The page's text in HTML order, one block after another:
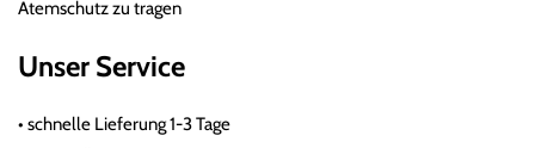
Atemschutz zu tragen
Unser Service
• schnelle Lieferung 1-3 Tage